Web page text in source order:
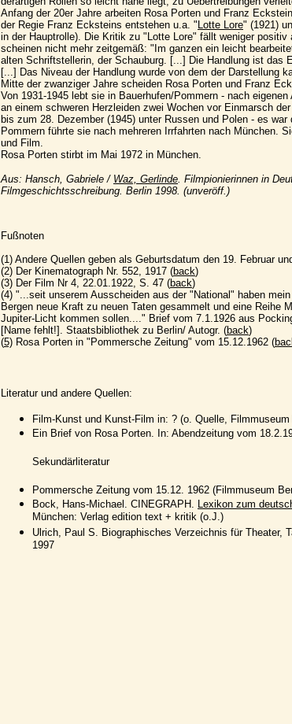
Anfang der 20er Jahre arbeiten Rosa Porten und Franz
der Regie Franz Ecksteins entstehen u.a. " Lotte Lore" (1921)
in der Hauptrolle). Die Kritik zu "Lotte Lore" fällt weniger
scheinen nicht mehr zeitgemäß: "Im ganzen ein leicht
alten Schriftstellerin, der Schauburg. [...] Die Handlung ist das
[...] Das Niveau der Handlung wurde von dem der Darstellung
Mitte der zwanziger Jahre scheiden Rosa Porten und Franz
Von 1931-1945 lebt sie in Bauerhufen/Pommern - nach
an einem schweren Herzleiden zwei Wochen vor Einmarsch
bis zum 28. Dezember (1945) unter Russen und Polen - es war
Pommern führte sie nach mehreren Irrfahrten nach München.
und Film.
Rosa Porten stirbt im Mai 1972 in München.
Aus: Hansch, Gabriele / Waz, Gerlinde. Filmpionierinnen in
Filmgeschichtsschreibung. Berlin 1998. (unveröff.)
Fußnoten
(1) Andere Quellen geben als Geburtsdatum den 19. Februar
(2) Der Kinematograph Nr. 552, 1917 (back)
(3) Der Film Nr 4, 22.01.1922, S. 47 (back)
(4) "...seit unserem Ausscheiden aus der "National" haben
Bergen neue Kraft zu neuen Taten gesammelt und eine Reihe
Jupiter-Licht kommen sollen...." Brief vom 7.1.1926 aus
[Name fehlt!]. Staatsbibliothek zu Berlin/ Autogr. (back)
(5) Rosa Porten in "Pommersche Zeitung" vom 15.12.1962 (
Literatur und andere Quellen:
Film-Kunst und Kunst-Film in: ? (o. Quelle,
Ein Brief von Rosa Porten. In: Abendzeitung vom
Sekundärliteratur
Pommersche Zeitung vom 15.12. 1962 (Filmmuseum
Bock, Hans-Michael. CINEGRAPH. Lexikon zum
München: Verlag edition text + kritik (o.J.)
Ulrich, Paul S. Biographisches Verzeichnis für Theater,
1997